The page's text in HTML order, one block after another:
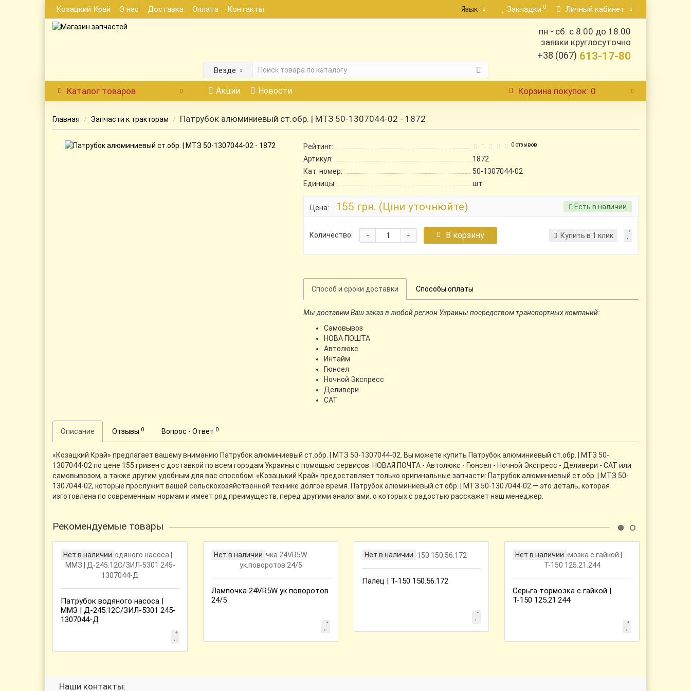
Козацкий Край О нас Доставка Оплата Контакты Язык Закладки 0 Личный кабинет
Везде
пн - сб: с 8.00 до 18.00
заявки круглосуточно
+38 (067) 613-17-80
Каталог товаров Акции Новости Корзинапокупок: 0
Главная Запчасти к тракторам Патрубок алюминиевый ст.обр. | МТЗ 50-1307044-02 - 1872
Рейтинг: 0 отзывов
Артикул:
1872
Кат. номер:
50-1307044-02
Единицы
шт
Цена: 155 грн. (Ціни уточнюйте) Есть в наличии
Количество: +
- В корзину Купить в 1 клик
Способ и сроки доставки Способы оплаты
Мы доставим Ваш заказ в любой регион Украины посредством транспортных компаний:
Самовывоз
НОВА ПОШТА
Автолюкс
Интайм
Гюнсел
Ночной Экспресс
Деливери
CАТ
Описание Отзывы 0 Вопрос - Ответ 0
«Козацкий Край» предлагает вашему вниманию Патрубок алюминиевый ст.обр. | МТЗ 50-1307044-02. Вы можете купить Патрубок алюминиевый ст.обр. | МТЗ 50-
1307044-02 по цене 155 гривен с доставкой по всем городам Украины с помощью сервисов: НОВАЯ ПОЧТА - Автолюкс - Гюнсел - Ночной Экспресс - Деливери - CАТ или
самовывозом, а также другим удобным для вас способом. «Козацький Край» предоставляет только оригинальные запчасти: Патрубок алюминиевый ст.обр. | МТЗ 50-
1307044-02, которые прослужит вашей сельскохозяйственной технике долгое время. Патрубок алюминиевый ст.обр. | МТЗ 50-1307044-02 — это деталь, которая
изготовлена по современным нормам и имеет ряд преимуществ, перед другими аналогами, о которых с радостью расскажет наш менеджер.
Рекомендуемые товары
Нет в наличии
Патрубок водяного насоса |
ММЗ | Д-245.12С/ЗИЛ-5301 245-
1307044-Д
Нет в наличии
Лампочка 24VR5W ук.поворотов
24/5
Нет в наличии
Палец | Т-150 150.56.172
Нет в наличии
Серьга тормозка с гайкой |
Т-150 125.21.244
Наши контакты: